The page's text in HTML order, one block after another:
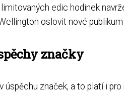
edic hodinek
oslovit nové
značky
značek, a to platí i